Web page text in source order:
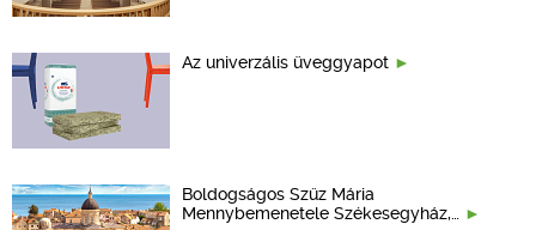
Az univerzális üveggyapot
Boldogságos Szűz Mária
Mennybemenetele Székesegyház,…